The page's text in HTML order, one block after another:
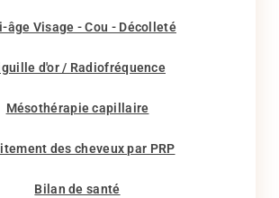
âge Visage - Cou - Décolleté
d'or / Radiofréquence
Mésothérapie capillaire
des cheveux par PRP
Bilan de santé